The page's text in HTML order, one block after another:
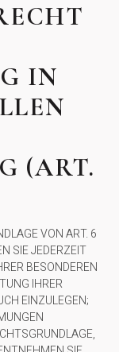
IN
(ART.
VON ART. 6
SIE JEDERZEIT
BESONDEREN
IHRER
EINZULEGEN;